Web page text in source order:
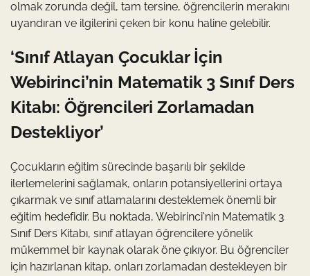
olmak zorunda değil, tam tersine, öğrencilerin merakını
uyandıran ve ilgilerini çeken bir konu haline gelebilir.
‘Sınıf Atlayan Çocuklar İçin
Webirinci’nin Matematik 3 Sınıf Ders
Kitabı: Öğrencileri Zorlamadan
Destekliyor’
Çocukların eğitim sürecinde başarılı bir şekilde
ilerlemelerini sağlamak, onların potansiyellerini ortaya
çıkarmak ve sınıf atlamalarını desteklemek önemli bir
eğitim hedefidir. Bu noktada, Webirinci'nin Matematik 3
Sınıf Ders Kitabı, sınıf atlayan öğrencilere yönelik
mükemmel bir kaynak olarak öne çıkıyor. Bu öğrenciler
için hazırlanan kitap, onları zorlamadan destekleyen bir